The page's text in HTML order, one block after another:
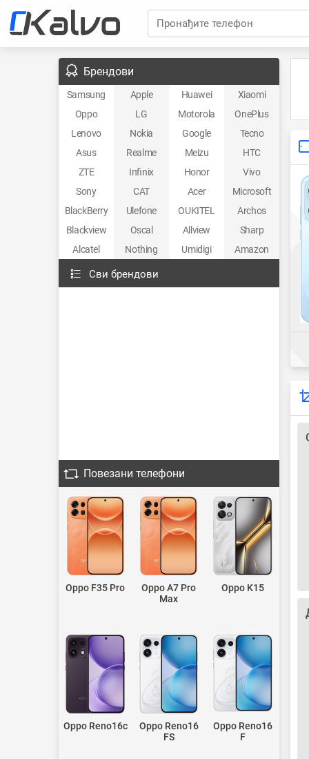
Пронађите телефон
Брендови
Samsung Apple Huawei
Xiaomi
Oppo
LG Motorola
OnePlus
Lenovo
Nokia Google
Tecno
Asus
Realme Meizu
HTC
ZTE
Infinix Honor
Vivo
Sony
CAT Acer
Microsoft
BlackBerry
Ulefone OUKITEL
Archos
Blackview
Oscal Allview
Sharp
Alcatel
Nothing Umidigi Amazon
Сви брендови
Повезани телефони
Oppo F35 Pro
Oppo A7 Pro
Max
Oppo K15
Oppo Reno16c
Oppo Reno16
FS
Oppo Reno16
F